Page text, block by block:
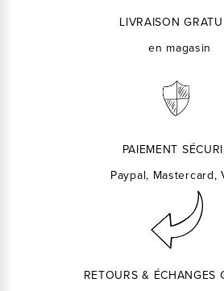
LIVRAISON
en magasin
PAIEMENT
Paypal, Mastercard,
RETOURS & ÉCHANGES